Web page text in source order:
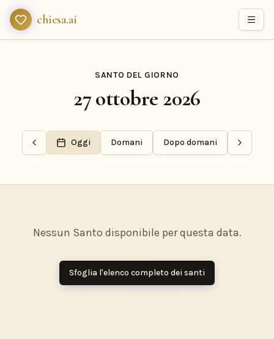
chiesa.ai
SANTO DEL GIORNO
27 ottobre 2026
Oggi Domani Dopo domani
Nessun Santo disponibile per questa data.
Sfoglia l'elenco completo dei santi